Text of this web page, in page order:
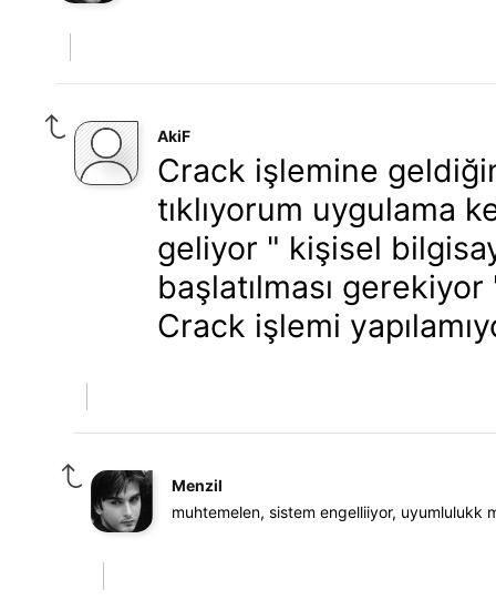
AkiF
Crack işlemine
tıklıyorum uygulama
geliyor " kişisel
başlatılması
Crack işlemi
Menzil
muhtemelen, sistem engelliiyor, uyumlulukk